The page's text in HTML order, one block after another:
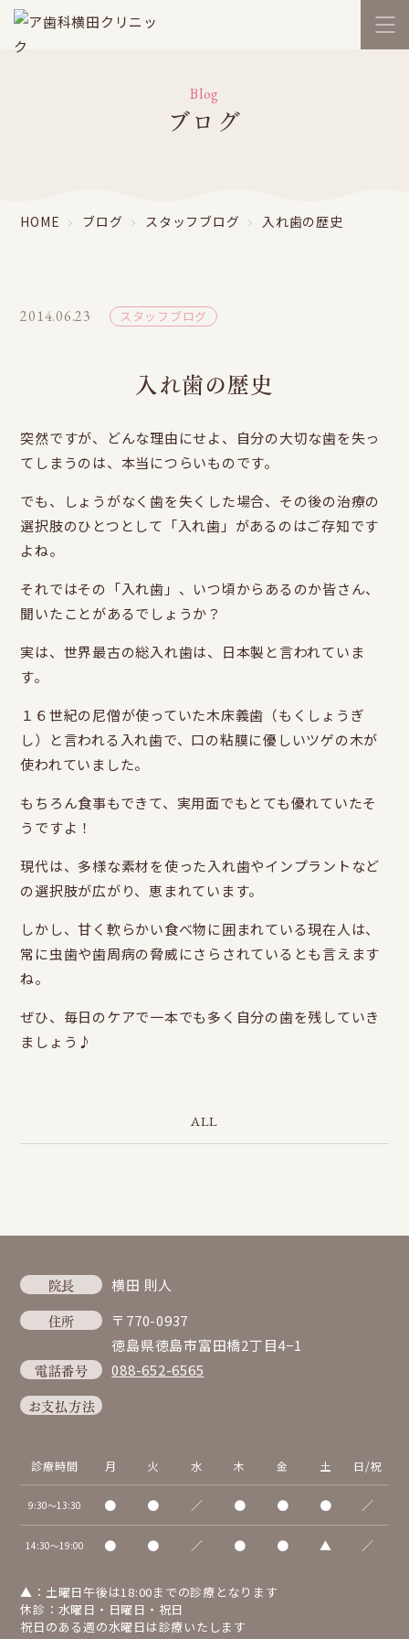
Blog
ブログ
HOME ブログ スタッフブログ 入れ歯の歴史
2014.06.23 スタッフブログ
入れ歯の歴史
突然ですが、どんな理由にせよ、自分の大切な歯を失っ
てしまうのは、本当につらいものです。
でも、しょうがなく歯を失くした場合、その後の治療の
選択肢のひとつとして「入れ歯」があるのはご存知です
よね。
それではその「入れ歯」、いつ頃からあるのか皆さん、
聞いたことがあるでしょうか？
実は、世界最古の総入れ歯は、日本製と言われていま
す。
１６世紀の尼僧が使っていた木床義歯（もくしょうぎ
し）と言われる入れ歯で、口の粘膜に優しいツゲの木が
使われていました。
もちろん食事もできて、実用面でもとても優れていたそ
うですよ！
現代は、多様な素材を使った入れ歯やインプラントなど
の選択肢が広がり、恵まれています。
しかし、甘く軟らかい食べ物に囲まれている現在人は、
常に虫歯や歯周病の脅威にさらされているとも言えます
ね。
ぜひ、毎日のケアで一本でも多く自分の歯を残していき
ましょう♪
ALL
院長 横田 則人
住所
〒770-0937
徳島県徳島市富田橋2丁目4−1
電話番号 088-652-6565
お支払方法
診療時間 月 火 水 木 金 土 日/祝
9:30～13:30 ● ● ／ ● ● ● ／
14:30～19:00 ● ● ／ ● ● ▲ ／
▲：土曜日午後は18:00までの診療となります
休診：水曜日・日曜日・祝日
祝日のある週の水曜日は診療いたします